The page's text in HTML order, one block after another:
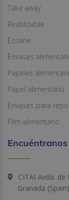
Take away
Reutilizable
Ecoline
Envases
Papeles
Papel alimentario
Envases para
Film alimentario
Encuéntranos
CITAI Avda.
Granada (Spain)